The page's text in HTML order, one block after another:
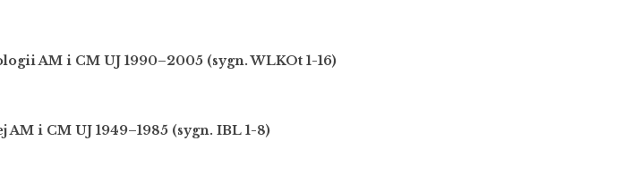
AM i CM UJ 1990–2005 (sygn. WLKOt 1-16)
i CM UJ 1949–1985 (sygn. IBL 1-8)